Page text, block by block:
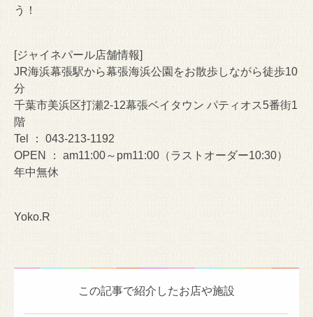
う！
[ジャイネパール店舗情報]
JR海浜幕張駅から幕張海浜公園をお散歩しながら徒歩10
分
千葉市美浜区打瀬2-12幕張ベイタウン パティオス5番街1
階
Tel ： 043-213-1192
OPEN ： am11:00～pm11:00（ラストオーダー10:30）
年中無休
Yoko.R
この記事で紹介したお店や施設